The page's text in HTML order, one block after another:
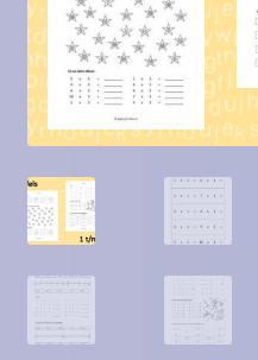
Contact
Homepagina
Mijn account
Privacy Policy
Winkel